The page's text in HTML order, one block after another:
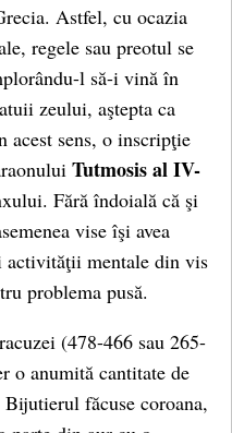
Astfel, cu ocazia
regele sau preotul se
l să-i vină în
zeului, aştepta ca
acest sens, o inscripţie
Tutmosis al IV-
Fără îndoială că şi
vise îşi avea
mentale din vis
problema pusă.
(478-466 sau 265-
o anumită cantitate de
făcuse coroana,